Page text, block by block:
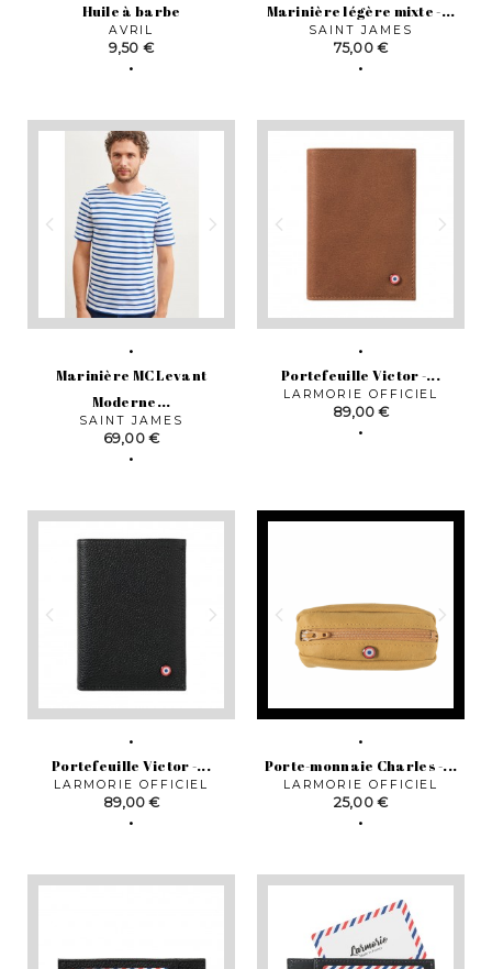
Huile à barbe
AVRIL
Prix
9,50 €
Marinière légère mixte -...
SAINT JAMES
Prix
75,00 €
Marinière MC Levant
Moderne...
SAINT JAMES
Prix
69,00 €
Portefeuille Victor -...
LARMORIE OFFICIEL
Prix
89,00 €
Portefeuille Victor -...
LARMORIE OFFICIEL
Prix
89,00 €
Porte-monnaie Charles -...
LARMORIE OFFICIEL
Prix
25,00 €